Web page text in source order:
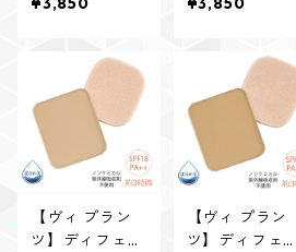
(パフ付)ノーマ
(パフ付)ノーマ
【ヴィ プラン
ツ】ディフェン
【ヴィ プラン
ツ】ディフェン